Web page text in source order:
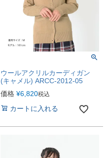
ウールアクリルカーディガン
(キャメル) ARCC-2012-05
価格 ¥6,820税込
カートに入れる